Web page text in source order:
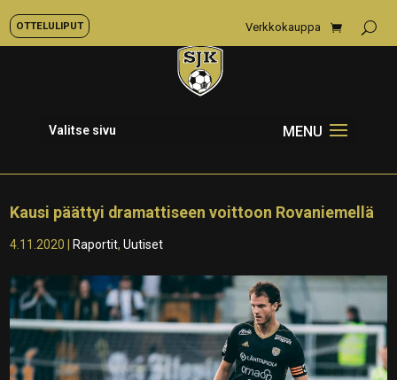
OTTELULIPUT Verkkokauppa
Valitse sivu
Kausi päättyi dramattiseen voittoon Rovaniemellä
4.11.2020 Raportit,Uutiset